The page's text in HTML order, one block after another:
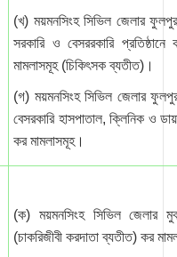
(খ) ময়মনসিংহ সিভিল জেলার
সরকারি ও বেসররকারি
মামলাসমূহ (চিকিৎসক ব্যতীত)।
(গ) ময়মনসিংহ সিভিল জেলার
বেসরকারি হাসপাতাল, ক্লিনিক ও
কর মামলাসমূহ।
(ক) ময়মনসিংহ সিভিল জেলার
(চাকরিজীবী করদাতা ব্যতীত) কর